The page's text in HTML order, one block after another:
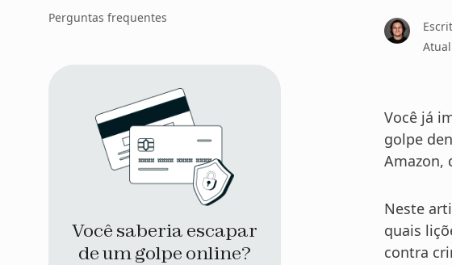
Perguntas frequentes
Você saberia escapar
de um golpe online?
Você já
golpe
Amazon,
Neste
quais
contra